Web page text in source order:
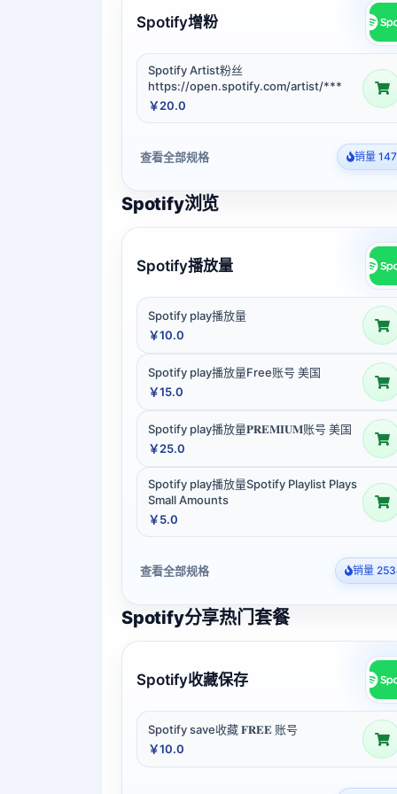
Spotify增粉
Spotify Artist粉丝
https://open.spotify.com/artist/***
￥20.0
查看全部规格 销量
Spotify浏览
Spotify播放量
Spotify play播放量
￥10.0
Spotify play播放量Free账号 美国
￥15.0
Spotify play播放量𝐏𝐑𝐄𝐌𝐈𝐔𝐌账号 美国
￥25.0
Spotify play播放量Spotify Playlist Plays
Small Amounts
￥5.0
查看全部规格 销量
Spotify分享热门套餐
Spotify收藏保存
Spotify save收藏 𝐅𝐑𝐄𝐄 账号
￥10.0